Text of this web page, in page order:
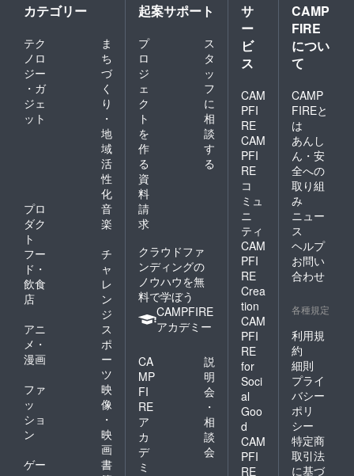
カテゴリー
テク
ノロ
ジー
・ガ
ジェ
ット
ま
ち
づ
く
り
・
地
域
活
性
化
プロ
ダク
ト
音
楽
フー
ド・
飲食
店
チ
ャ
レ
ン
ジ
アニ
メ・
漫画
ス
ポ
ー
ツ
ファ
ッ
ショ
ン
映
像
・
映
画
ゲー
書
起案サポート
プ
ロ
ジ
ェ
ク
ト
を
作
る
ス
タ
ッ
フ
に
相
談
す
る
資
料
請
求
クラウドファ
ンディングの
ノウハウを無
料で学ぼう
CAMPFIRE
アカデミー
CA
MP
FI
RE
ア
カ
デ
ミ
説
明
会
・
相
談
会
サ
ー
ビ
ス
CAM
PFI
RE
CAM
PFI
RE
コ
ミュ
ニ
ティ
CAM
PFI
RE
Crea
tion
CAM
PFI
RE
for
Soci
al
Goo
d
CAM
PFI
RE
CAMP
FIRE
につい
て
CAMP
FIREと
は
あんし
ん・安
全への
取り組
み
ニュー
ス
ヘルプ
お問い
合わせ
各種規定
利用規
約
細則
プライ
バシー
ポリ
シー
特定商
取引法
に基づ